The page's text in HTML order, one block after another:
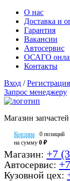
О нас
Доставка и
Гарантия
Вакансии
Автосервис
ОСАГО
Контакты
Вход / Регистрация
Запрос менеджеру
Магазин
Корзина
0 позиций
на сумму 0 ₽
Магазин: +7
Автосервис:
Кузовной цех: